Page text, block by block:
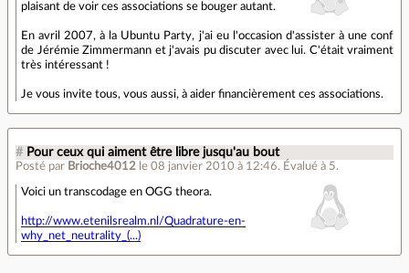
plaisant de voir ces associations se bouger autant.
En avril 2007, à la Ubuntu Party, j'ai eu l'occasion d'assister à une conf
de Jérémie Zimmermann et j'avais pu discuter avec lui. C'était vraiment
très intéressant !
Je vous invite tous, vous aussi, à aider financièrement ces associations.
# Pour ceux qui aiment être libre jusqu'au bout
Posté par Brioche4012 le 08 janvier 2010 à 12:46. Évalué à 5.
Voici un transcodage en OGG theora.
http://www.etenilsrealm.nl/Quadrature-en-
why_net_neutrality_(...)